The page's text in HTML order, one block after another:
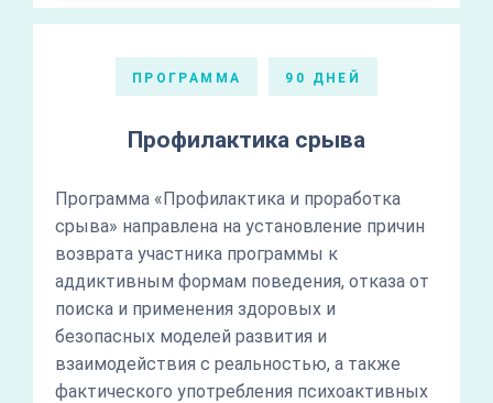
ПРОГРАММА 90 ДНЕЙ
Профилактика срыва
Программа «Профилактика и проработка
срыва» направлена на установление причин
возврата участника программы к
аддиктивным формам поведения, отказа от
поиска и применения здоровых и
безопасных моделей развития и
взаимодействия с реальностью, а также
фактического употребления психоактивных